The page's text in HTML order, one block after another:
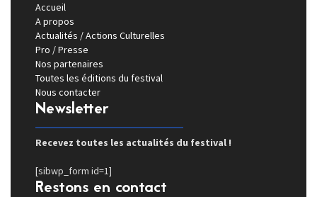
Accueil
A propos
Actualités / Actions Culturelles
Pro / Presse
Nos partenaires
Toutes les éditions du festival
Nous contacter
Newsletter
Recevez toutes les actualités du festival !
[sibwp_form id=1]
Restons en contact